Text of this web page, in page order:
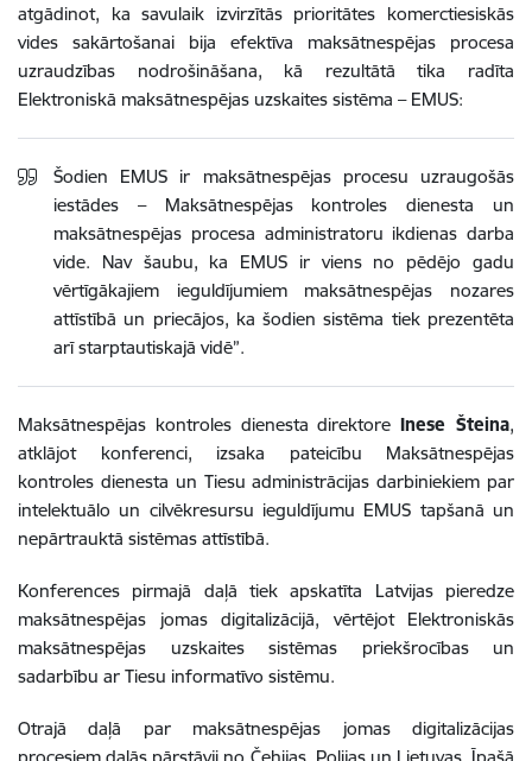
atgādinot, ka savulaik izvirzītās prioritātes komerctiesiskās
vides sakārtošanai bija efektīva maksātnespējas procesa
uzraudzības nodrošināšana, kā rezultātā tika radīta
Elektroniskā maksātnespējas uzskaites sistēma – EMUS:
Šodien EMUS ir maksātnespējas procesu uzraugošās
iestādes – Maksātnespējas kontroles dienesta un
maksātnespējas procesa administratoru ikdienas darba
vide. Nav šaubu, ka EMUS ir viens no pēdējo gadu
vērtīgākajiem ieguldījumiem maksātnespējas nozares
attīstībā un priecājos, ka šodien sistēma tiek prezentēta
arī starptautiskajā vidē”.
Maksātnespējas kontroles dienesta direktoreInese Šteina,
atklājot konferenci, izsaka pateicību Maksātnespējas
kontroles dienesta un Tiesu administrācijas darbiniekiem par
intelektuālo un cilvēkresursu ieguldījumu EMUS tapšanā un
nepārtrauktā sistēmas attīstībā.
Konferences pirmajā daļā tiek apskatīta Latvijas pieredze
maksātnespējas jomas digitalizācijā, vērtējot Elektroniskās
maksātnespējas uzskaites sistēmas priekšrocības un
sadarbību ar Tiesu informatīvo sistēmu.
Otrajā daļā par maksātnespējas jomas digitalizācijas
procesiem dalās pārstāvji no Čehijas, Polijas un Lietuvas. Īpašā